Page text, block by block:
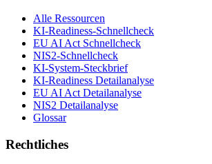
Alle Ressourcen
KI-Readiness-Schnellcheck
EU AI Act Schnellcheck
NIS2-Schnellcheck
KI-System-Steckbrief
KI-Readiness Detailanalyse
EU AI Act Detailanalyse
NIS2 Detailanalyse
Glossar
Rechtliches